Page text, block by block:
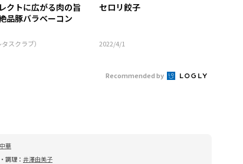
クトに広がる肉の旨
品豚バラベーコン
スクラブ）
セロリ餃子
2022/4/1
Recommended by
中華
調理： 井澤由美子